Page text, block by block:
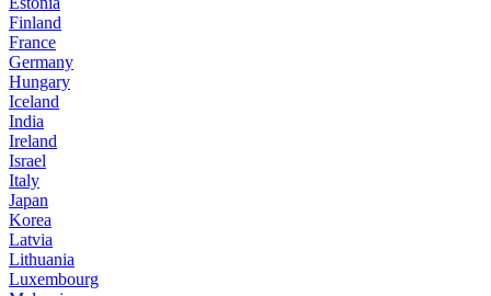
Finland
France
Germany
Hungary
Iceland
India
Ireland
Israel
Italy
Japan
Korea
Latvia
Lithuania
Luxembourg